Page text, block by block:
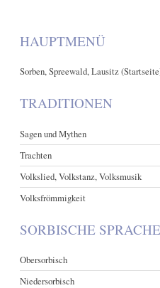
HAUPTMENÜ
Sorben, Spreewald, Lausitz
TRADITIONEN
Sagen und Mythen
Trachten
Volkslied, Volkstanz, Volksmusik
Volksfrömmigkeit
SORBISCHE
Obersorbisch
Niedersorbisch